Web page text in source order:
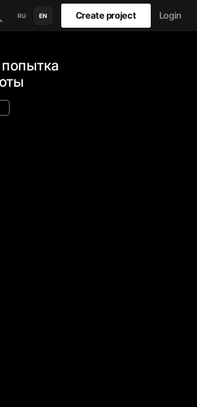
RU EN Create project Login